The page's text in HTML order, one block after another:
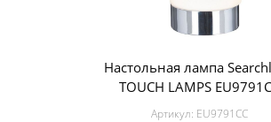
Настольная лампа
TOUCH LAMPS
Артикул: EU9791CC